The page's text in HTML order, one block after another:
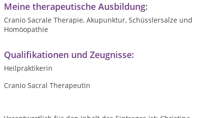
Meine therapeutische Ausbildung:
Cranio Sacrale Therapie, Akupunktur, Schüsslersalze und
Homöopathie
Qualifikationen und Zeugnisse:
Heilpraktikerin
Cranio Sacral Therapeutin